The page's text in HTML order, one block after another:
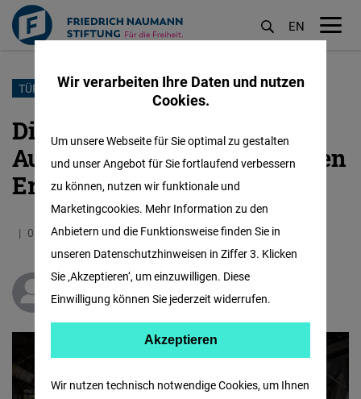
Direkt
Inhalt
EN
TÜRKEI BULLETIN
Die wirtschaftlichen
Auswirkungen der türkischen
Erdbeben
04.04.2023 3.1 Minuten Türkei
Emre Deliveli
Wir verarbeiten Ihre Daten und nutzen
Cookies.
Wir nutzen technisch notwendige Cookies, um Ihnen
Um unsere Webseite für Sie optimal zu gestalten
und unser Angebot für Sie fortlaufend verbessern
zu können, nutzen wir funktionale und
Marketingcookies. Mehr Information zu den
Anbietern und die Funktionsweise finden Sie in
unseren Datenschutzhinweisen in Ziffer 3. Klicken
Sie ‚Akzeptieren‘, um einzuwilligen. Diese
Einwilligung können Sie jederzeit widerrufen.
Akzeptieren